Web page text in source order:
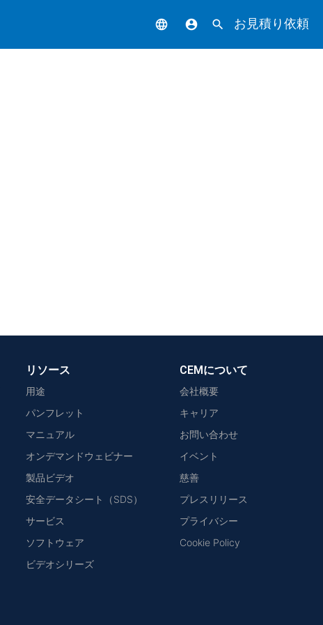
language account_circle search お見積り依頼
リソース
用途
パンフレット
マニュアル
オンデマンドウェビナー
製品ビデオ
安全データシート（SDS）
サービス
ソフトウェア
ビデオシリーズ
CEMについて
会社概要
キャリア
お問い合わせ
イベント
慈善
プレスリリース
プライバシー
Cookie Policy